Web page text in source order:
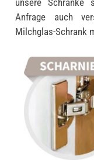
Anfrage auch
Milchglas-Schrank